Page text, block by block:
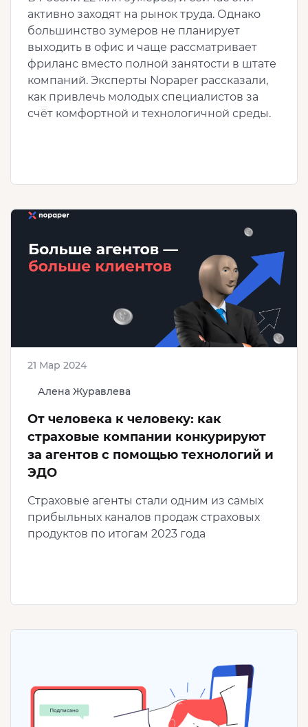
активно заходят на рынок труда. Однако
большинство зумеров не планирует
выходить в офис и чаще рассматривает
фриланс вместо полной занятости в штате
компаний. Эксперты Nopaper рассказали,
как привлечь молодых специалистов за
счёт комфортной и технологичной среды.
Алена Журавлева
21 Мар 2024
От человека к человеку: как
страховые компании конкурируют
за агентов с помощью технологий и
ЭДО
Страховые агенты стали одним из самых
прибыльных каналов продаж страховых
продуктов по итогам 2023 года